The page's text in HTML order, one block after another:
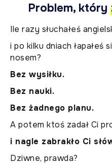
Problem, który
Ile razy słuchałeś
i po kilku dniach łapałeś
nosem?
Bez wysiłku.
Bez nauki.
Bez żadnego planu.
A potem ktoś zadał Ci
i nagle zabrakło Ci
Dziwne, prawda?